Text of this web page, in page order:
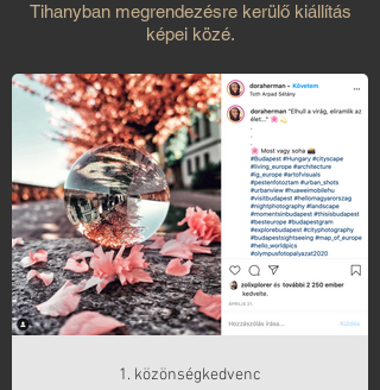
Tihanyban megrendezésre kerülő kiállítás
képei közé.
1. közönségkedvenc